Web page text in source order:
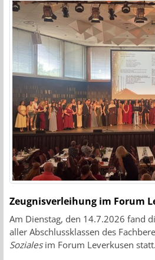
Zeugnisverleihung im Forum
Am Dienstag, den 14.7.2026 fand
aller Abschlussklassen des
Sozialesim Forum Leverkusen statt.